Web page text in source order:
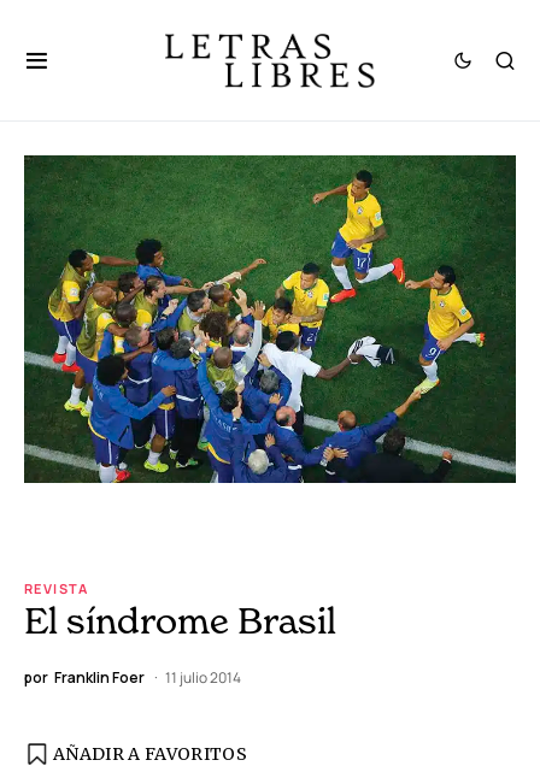
REVISTA
El síndrome Brasil
por Franklin Foer 11 julio 2014
AÑADIR A FAVORITOS